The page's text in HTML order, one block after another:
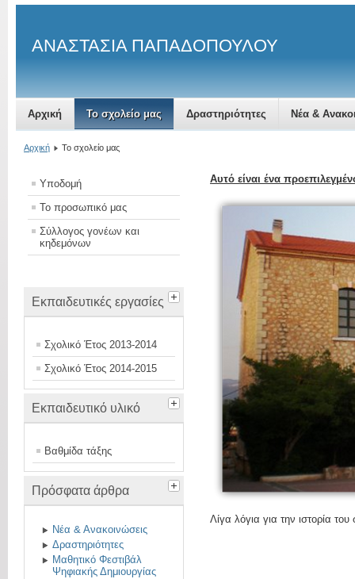
ΑΝΑΣΤΑΣΙΑ ΠΑΠΑΔΟΠΟΥΛΟΥ
Αρχική Το σχολείο μας Δραστηριότητες Νέα &
Αρχική Το σχολείο μας
Υποδομή
Το προσωπικό μας
Σύλλογος γονέων και
κηδεμόνων
Εκπαιδευτικές εργασίες
Σχολικό Έτος 2013-2014
Σχολικό Έτος 2014-2015
Εκπαιδευτικό υλικό
Βαθμίδα τάξης
Πρόσφατα άρθρα
Νέα & Ανακοινώσεις
Δραστηριότητες
Μαθητικό Φεστιβάλ
Ψηφιακής Δημιουργίας
Αυτό είναι ένα
Λίγα λόγια για την ιστορία